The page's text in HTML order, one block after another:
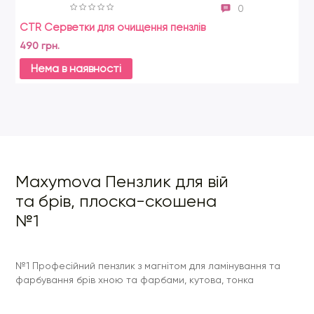
0
CTR Серветки для очищення пензлів
490 грн.
Нема в наявності
Maxymova Пензлик для вій
та брів, плоска-скошена
№1
№1 Професійний пензлик з магнітом для ламінування та
фарбування брів хною та фарбами, кутова, тонка